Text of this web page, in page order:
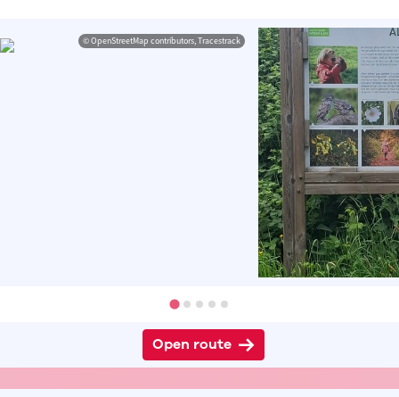
© OpenStreetMap contributors, Tracestrack
Open route